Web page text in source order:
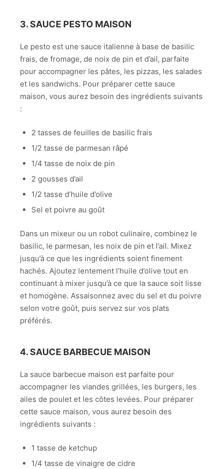
3. SAUCE PESTO MAISON
Le pesto est une sauce italienne à base de basilic
frais, de fromage, de noix de pin et d’ail, parfaite
pour accompagner les pâtes, les pizzas, les salades
et les sandwichs. Pour préparer cette sauce
maison, vous aurez besoin des ingrédients suivants
:
2 tasses de feuilles de basilic frais
1/2 tasse de parmesan râpé
1/4 tasse de noix de pin
2 gousses d’ail
1/2 tasse d’huile d’olive
Sel et poivre au goût
Dans un mixeur ou un robot culinaire, combinez le
basilic, le parmesan, les noix de pin et l’ail. Mixez
jusqu’à ce que les ingrédients soient finement
hachés. Ajoutez lentement l’huile d’olive tout en
continuant à mixer jusqu’à ce que la sauce soit lisse
et homogène. Assaisonnez avec du sel et du poivre
selon votre goût, puis servez sur vos plats
préférés.
4. SAUCE BARBECUE MAISON
La sauce barbecue maison est parfaite pour
accompagner les viandes grillées, les burgers, les
ailes de poulet et les côtes levées. Pour préparer
cette sauce maison, vous aurez besoin des
ingrédients suivants :
1 tasse de ketchup
1/4 tasse de vinaigre de cidre